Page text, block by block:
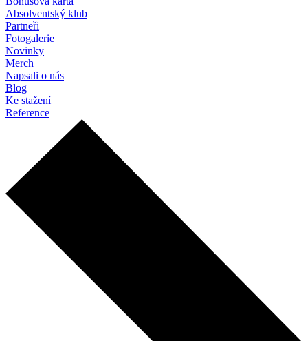
Absolventský klub
Partneři
Fotogalerie
Novinky
Merch
Napsali o nás
Blog
Ke stažení
Reference